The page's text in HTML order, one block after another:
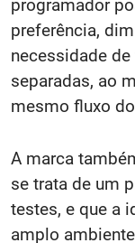
programador
preferência,
necessidade
separadas, ao
mesmo fluxo
A marca
se trata de um
testes, e que a
amplo